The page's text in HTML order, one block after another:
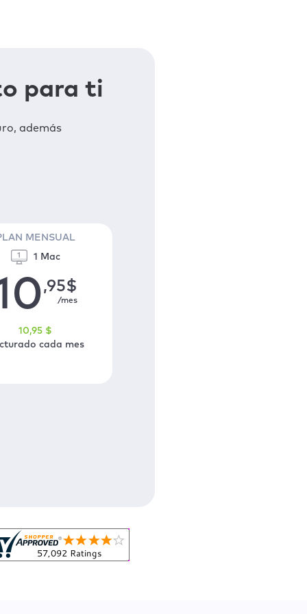
para ti
además
MENSUAL
1 Mac
,95$
/mes
10,95 $
cada mes